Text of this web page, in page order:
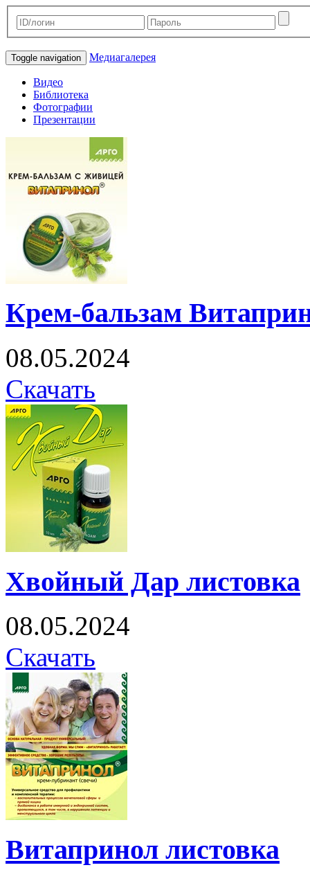
Toggle navigation Медиагалерея
Видео
Библиотека
Фотографии
Презентации
Крем-бальзам
08.05.2024
Скачать
Хвойный Дар листовка
08.05.2024
Скачать
Витапринол листовка